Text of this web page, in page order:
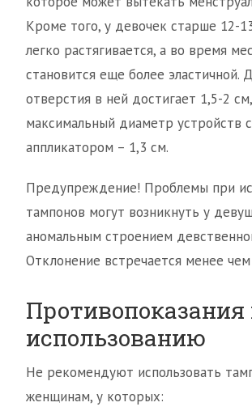
Кроме того, у девочек старше 12-
легко растягивается, а во время
становится еще более эластичной.
отверстия в ней достигает 1,5-2
максимальный диаметр устройств с
аппликатором – 1,3 см.
Предупреждение! Проблемы при
тампонов могут возникнуть у
аномальным строением
Отклонение встречается менее чем
Противопоказания
использованию
Не рекомендуют использовать
женщинам, у которых: